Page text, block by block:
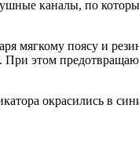
каналы, по
мягкому поясу и
этом
окрасились в